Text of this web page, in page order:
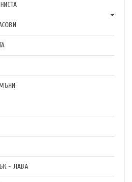
- ЛАВА